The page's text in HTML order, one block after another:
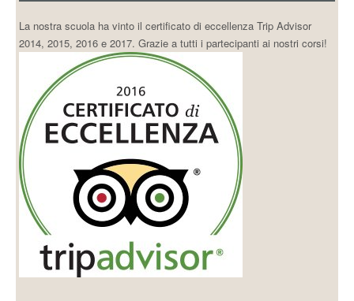
La nostra scuola ha vinto il certificato di eccellenza Trip Advisor
2014, 2015, 2016 e 2017. Grazie a tutti i partecipanti ai nostri corsi!